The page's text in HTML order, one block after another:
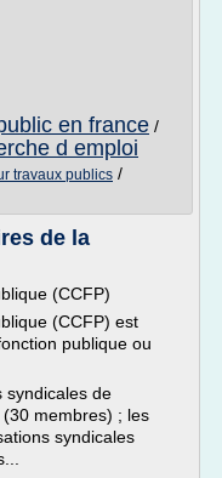
en france /
d emploi
travaux publics /
de la
(CCFP)
(CCFP) est
publique ou
syndicales de
membres) ; les
syndicales